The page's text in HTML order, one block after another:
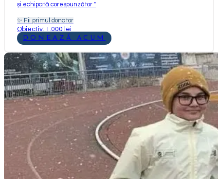
și echipată corespunzător "
✨ Fii primul donator
Obiectiv: 1.000 lei
DONEAZĂ ACUM